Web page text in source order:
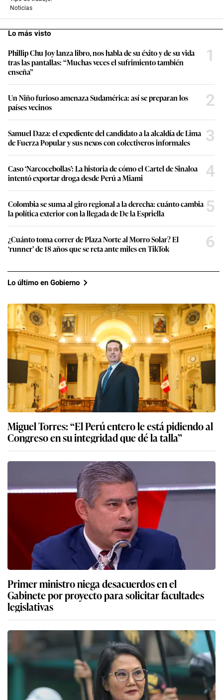
Noticias
Lo más visto
Phillip Chu Joy lanza libro, nos habla de su éxito y de su vida
tras las pantallas: “Muchas veces el sufrimiento también
enseña”
1
Un Niño furioso amenaza Sudamérica: así se preparan los
países vecinos
2
Samuel Daza: el expediente del candidato a la alcaldía de Lima
de Fuerza Popular y sus nexos con colectiveros informales
3
Caso ‘Narcocebollas’: La historia de cómo el Cartel de Sinaloa
intentó exportar droga desde Perú a Miami
4
Colombia se suma al giro regional a la derecha: cuánto cambia
la política exterior con la llegada de De la Espriella
5
¿Cuánto toma correr de Plaza Norte al Morro Solar? El
‘runner’ de 18 años que se reta ante miles en TikTok
6
Lo último en Gobierno
Miguel Torres: “El Perú entero le está pidiendo al
Congreso en su integridad que dé la talla”
Primer ministro niega desacuerdos en el
Gabinete por proyecto para solicitar facultades
legislativas